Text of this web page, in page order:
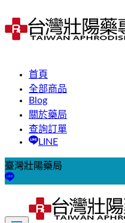
首頁
全部商品
Blog
關於藥局
查詢訂單
LINE
臺灣壯陽藥局